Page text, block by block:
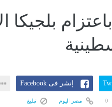
بلجيكا
إنشر فى Facebook
مصر اليوم تبليغ